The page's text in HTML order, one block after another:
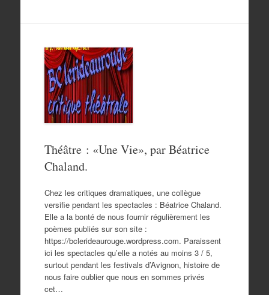
Théâtre : «Une Vie», par Béatrice
Chaland.
Chez les critiques dramatiques, une collègue
versifie pendant les spectacles : Béatrice Chaland.
Elle a la bonté de nous fournir régulièrement les
poèmes publiés sur son site :
https://bclerideaurouge.wordpress.com. Paraissent
ici les spectacles qu’elle a notés au moins 3 / 5,
surtout pendant les festivals d’Avignon, histoire de
nous faire oublier que nous en sommes privés
cet…